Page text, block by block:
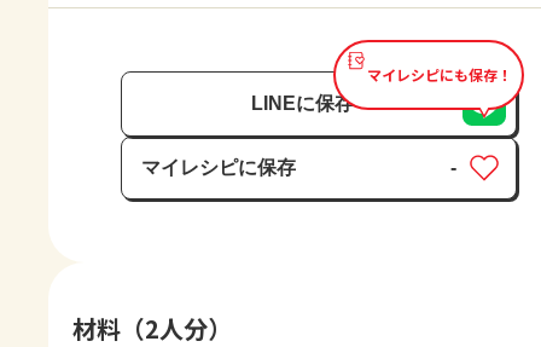
マイレシピにも保存！
LINEに保存
マイレシピに保存
保存済み
-
材料（2人分）